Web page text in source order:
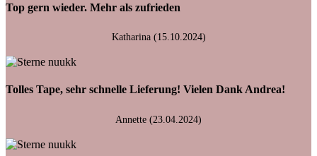
Top gern wieder. Mehr als zufrieden
Katharina (15.10.2024)
Tolles Tape, sehr schnelle Lieferung! Vielen Dank Andrea!
Annette (23.04.2024)